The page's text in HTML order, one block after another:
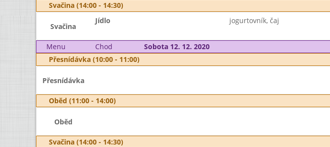
Svačina (14:00 - 14:30)
Svačina
Jídlo jogurtovník, čaj
Menu Chod
Sobota 12. 12. 2020
Přesnídávka (10:00 - 11:00)
Přesnídávka
Oběd (11:00 - 14:00)
Oběd
Svačina (14:00 - 14:30)